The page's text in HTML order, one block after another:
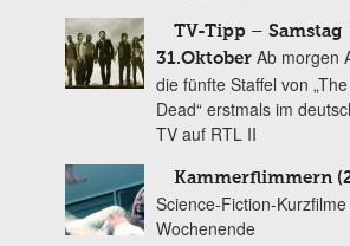
TV-Tipp – Samstag
31.Oktober Ab morgen
die fünfte Staffel von
Dead“ erstmals im
TV auf RTL II
Kammerflimmern
Science-Fiction-
Wochenende